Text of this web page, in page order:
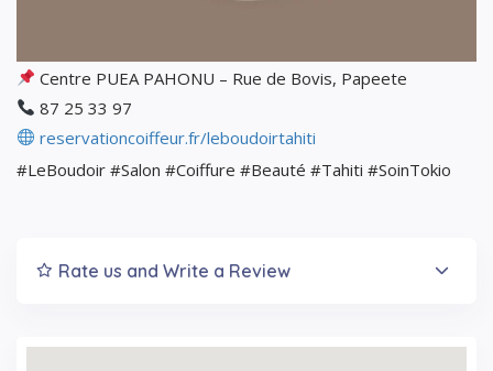
Centre PUEA PAHONU – Rue de Bovis, Papeete
87 25 33 97
reservationcoiffeur.fr/leboudoirtahiti
#LeBoudoir #Salon #Coiffure #Beauté #Tahiti #SoinTokio
Rate us and Write a Review